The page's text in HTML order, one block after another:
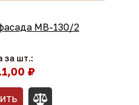
МВ-130/2
за шт.:
₽